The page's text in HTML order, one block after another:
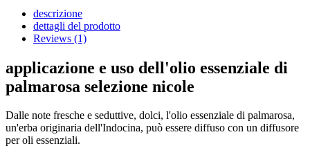
descrizione
dettagli del prodotto
Reviews (1)
applicazione e uso dell'olio essenziale di
palmarosa selezione nicole
Dalle note fresche e seduttive, dolci, l'olio essenziale di palmarosa,
un'erba originaria dell'Indocina, può essere diffuso con un diffusore
per oli essenziali.